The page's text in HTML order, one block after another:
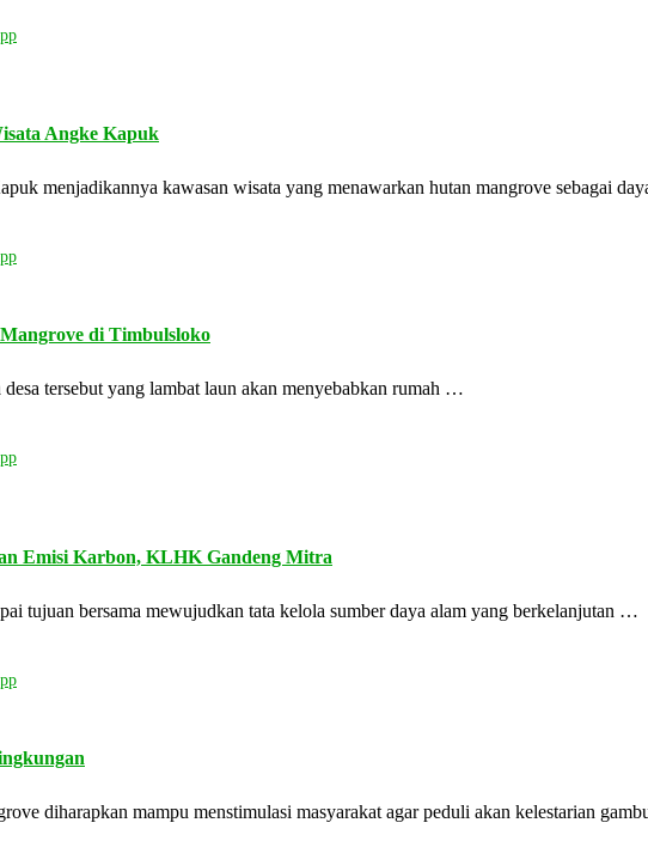
Angke Kapuk
menjadikannya kawasan wisata yang menawarkan hutan mangrove sebagai
di Timbulsloko
tersebut yang lambat laun akan menyebabkan rumah …
Emisi Karbon, KLHK Gandeng Mitra
tujuan bersama mewujudkan tata kelola sumber daya alam yang berkelanjutan …
diharapkan mampu menstimulasi masyarakat agar peduli akan kelestarian